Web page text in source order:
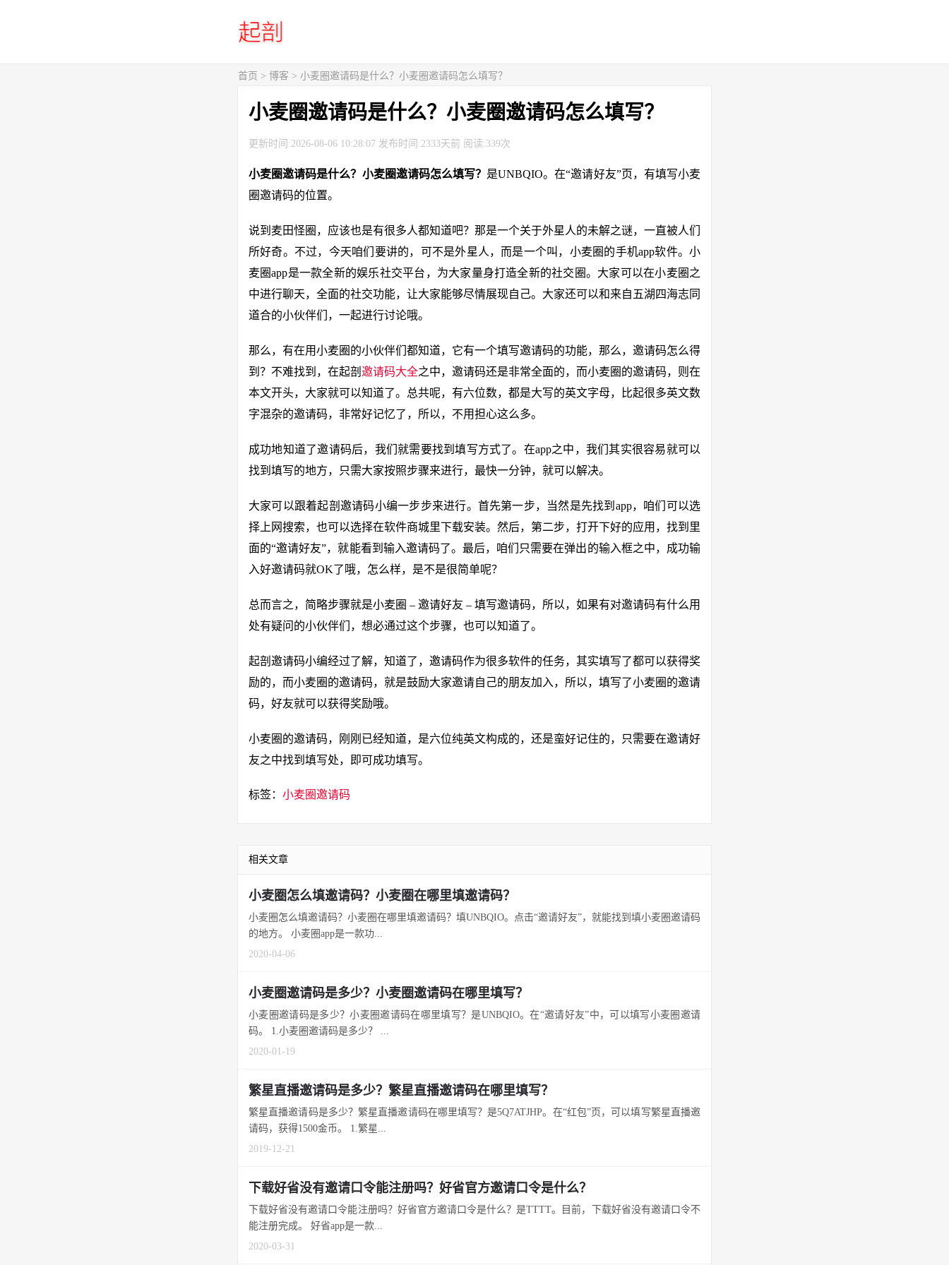
首页 > 博客 > 小麦圈邀请码是什么？小麦圈邀请码怎么填写？
小麦圈邀请码是什么？小麦圈邀请码怎么填写？
更新时间:2026-08-06 10:28:07 发布时间:2333天前 阅读:339次
小麦圈邀请码是什么？小麦圈邀请码怎么填写？ 是UNBQIO。在“邀请好友”页，有填写小麦
圈邀请码的位置。
说到麦田怪圈，应该也是有很多人都知道吧？那是一个关于外星人的未解之谜，一直被人们
所好奇。不过，今天咱们要讲的，可不是外星人，而是一个叫，小麦圈的手机app软件。小
麦圈app是一款全新的娱乐社交平台，为大家量身打造全新的社交圈。大家可以在小麦圈之
中进行聊天，全面的社交功能，让大家能够尽情展现自己。大家还可以和来自五湖四海志同
道合的小伙伴们，一起进行讨论哦。
那么，有在用小麦圈的小伙伴们都知道，它有一个填写邀请码的功能，那么，邀请码怎么得
到？不难找到，在起剖 邀请码大全之中，邀请码还是非常全面的，而小麦圈的邀请码，则在
本文开头，大家就可以知道了。总共呢，有六位数，都是大写的英文字母，比起很多英文数
字混杂的邀请码，非常好记忆了，所以，不用担心这么多。
成功地知道了邀请码后，我们就需要找到填写方式了。在app之中，我们其实很容易就可以
找到填写的地方，只需大家按照步骤来进行，最快一分钟，就可以解决。
大家可以跟着起剖邀请码小编一步步来进行。首先第一步，当然是先找到app，咱们可以选
择上网搜索，也可以选择在软件商城里下载安装。然后，第二步，打开下好的应用，找到里
面的“邀请好友”，就能看到输入邀请码了。最后，咱们只需要在弹出的输入框之中，成功输
入好邀请码就OK了哦，怎么样，是不是很简单呢？
总而言之，简略步骤就是小麦圈 – 邀请好友 – 填写邀请码，所以，如果有对邀请码有什么用
处有疑问的小伙伴们，想必通过这个步骤，也可以知道了。
起剖邀请码小编经过了解，知道了，邀请码作为很多软件的任务，其实填写了都可以获得奖
励的，而小麦圈的邀请码，就是鼓励大家邀请自己的朋友加入，所以，填写了小麦圈的邀请
码，好友就可以获得奖励哦。
小麦圈的邀请码，刚刚已经知道，是六位纯英文构成的，还是蛮好记住的，只需要在邀请好
友之中找到填写处，即可成功填写。
标签： 小麦圈邀请码
相关文章
小麦圈怎么填邀请码？小麦圈在哪里填邀请码？
小麦圈怎么填邀请码？小麦圈在哪里填邀请码？填UNBQIO。点击“邀请好友”，就能找到填小麦圈邀请码
的地方。 小麦圈app是一款功...
2020-04-06
小麦圈邀请码是多少？小麦圈邀请码在哪里填写？
小麦圈邀请码是多少？小麦圈邀请码在哪里填写？是UNBQIO。在“邀请好友”中，可以填写小麦圈邀请
码。 1.小麦圈邀请码是多少？ ...
2020-01-19
繁星直播邀请码是多少？繁星直播邀请码在哪里填写？
繁星直播邀请码是多少？繁星直播邀请码在哪里填写？是5Q7ATJHP。在“红包”页，可以填写繁星直播邀
请码，获得1500金币。 1.繁星...
2019-12-21
下载好省没有邀请口令能注册吗？好省官方邀请口令是什么？
下载好省没有邀请口令能注册吗？好省官方邀请口令是什么？是TTTT。目前，下载好省没有邀请口令不
能注册完成。 好省app是一款...
2020-03-31